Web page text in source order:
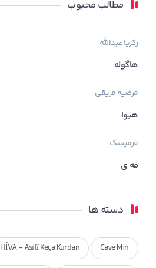
مطالب محبوب
زکریا عبدالله
هاگوله
مرضیه فریقی
هیوا
فرمیسک
مه ی
دسته ها
Cave Min
HÎVA - Asîtî Keça Kurdan